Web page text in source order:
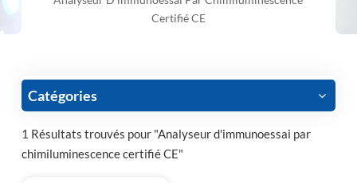
Certifié CE
Catégories
1 Résultats trouvés pour "Analyseur d'immunoessai par
chimiluminescence certifié CE"